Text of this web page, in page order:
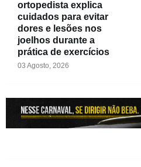
ortopedista explica
cuidados para evitar
dores e lesões nos
joelhos durante a
prática de exercícios
03 Agosto, 2026